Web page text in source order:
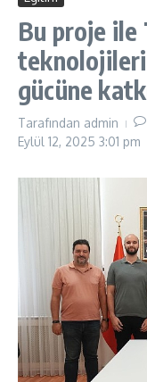
Bu proje ile
teknolojileri
gücüne
Tarafından admin
Eylül 12, 2025 3:01 pm